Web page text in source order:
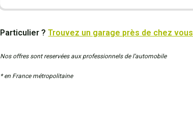
Particulier ?Trouvez un garage près de chez vous
Nos offres sont reservées aux professionnels de l’automobile
* en France métropolitaine